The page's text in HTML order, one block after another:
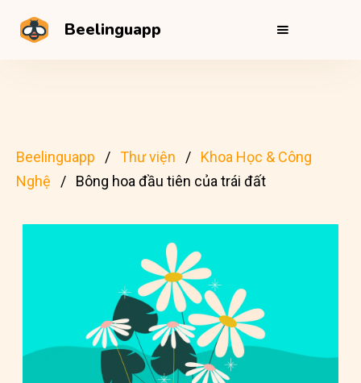
Beelinguapp
Beelinguapp Thư viện
Khoa Học & Công
Nghệ
Bông hoa đầu tiên của trái đất